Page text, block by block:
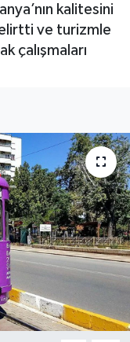
kalitesini
ve turizmle
çalışmaları